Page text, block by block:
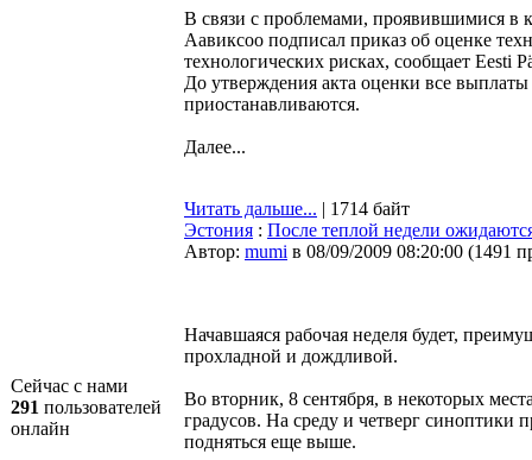
Сейчас с нами
291 пользователей
онлайн
В связи с проблемами, проявившимися
Аавиксоо подписал приказ об оценке
технологических рисках, сообщает Eesti
До утверждения акта оценки все
приостанавливаются.
Далее...
Читать дальше... | 1714 байт
Эстония : После теплой недели
Автор: mumi в 08/09/2009 08:20:00 (1491
Начавшаяся рабочая неделя будет,
прохладной и дождливой.
Во вторник, 8 сентября, в некоторых
градусов. На среду и четверг синоптики
подняться еще выше.